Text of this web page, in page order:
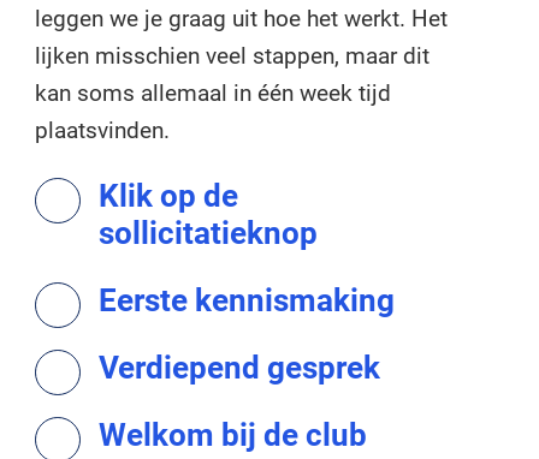
leggen we je graag uit hoe het werkt. Het
lijken misschien veel stappen, maar dit
kan soms allemaal in één week tijd
plaatsvinden.
Klik op de
sollicitatieknop
Eerste kennismaking
Verdiepend gesprek
Welkom bij de club